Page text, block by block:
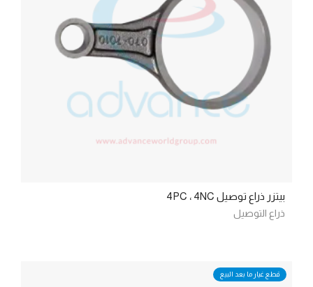
بيتزر ذراع توصيل 4PC ، 4NC
ذراع التوصيل
قطع غيار ما بعد البيع